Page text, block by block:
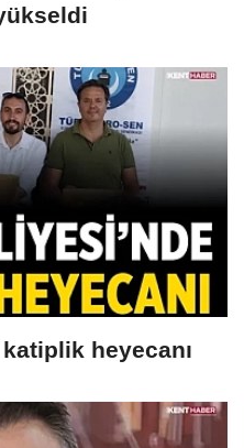
heyecanı